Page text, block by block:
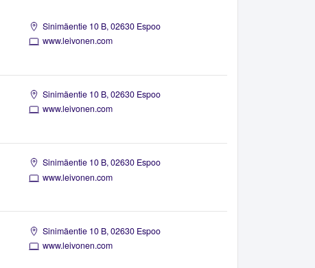
Sinimäentie 10 B, 02630 Espoo
www.leivonen.com
Sinimäentie 10 B, 02630 Espoo
www.leivonen.com
Sinimäentie 10 B, 02630 Espoo
www.leivonen.com
Sinimäentie 10 B, 02630 Espoo
www.leivonen.com